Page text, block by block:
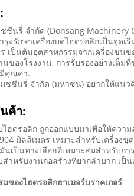
นรี่ จํากัด (Donsang Machinery
งรักษาเครื่องบดไฮดรอลิกเป็นจุด
เป็นต้นอุตสาหกรรมจากเครื่องขน
นของโรงงาน, การรับรองอย่างเ
คุณค่า.
ชชีนรี่ จํากัด (มหาชน) อยากให้แน
ค้า:
ไฮดรอลิก ถูกออกแบบมาเพื่อให้คว
มิลลิเมตร เหมาะสําหรับเครื่อง
นเป็นทางเลือกที่เหมาะสมสําหรับก
าหรับงานก่อสร้างที่ยากลําบาก เป็
ของไฮดรอลิกฮาเมอร์บราคเกอร์